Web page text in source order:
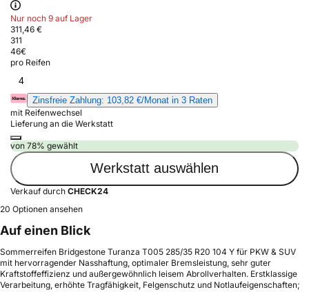
Nur noch 9 auf Lager
311,46 €
311
46€
pro Reifen
4
Zinsfreie Zahlung: 103,82 €/Monat in 3 Raten
mit Reifenwechsel
Lieferung an die Werkstatt
von 78% gewählt
Werkstatt auswählen
Verkauf durch CHECK24
20 Optionen ansehen
Auf einen Blick
Sommerreifen Bridgestone Turanza T005 285/35 R20 104 Y für PKW & SUV
mit hervorragender Nasshaftung, optimaler Bremsleistung, sehr guter
Kraftstoffeffizienz und außergewöhnlich leisem Abrollverhalten. Erstklassige
Verarbeitung, erhöhte Tragfähigkeit, Felgenschutz und Notlaufeigenschaften;